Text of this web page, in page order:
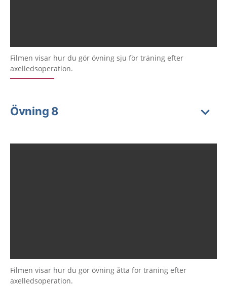
Filmen visar hur du gör övning sju för träning efter
axelledsoperation.
Övning 8
Filmen visar hur du gör övning åtta för träning efter
axelledsoperation.